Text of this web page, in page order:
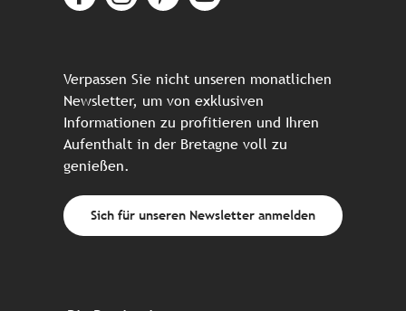
Verpassen Sie nicht unseren monatlichen
Newsletter, um von exklusiven
Informationen zu profitieren und Ihren
Aufenthalt in der Bretagne voll zu
genießen.
Sich für unseren Newsletter anmelden